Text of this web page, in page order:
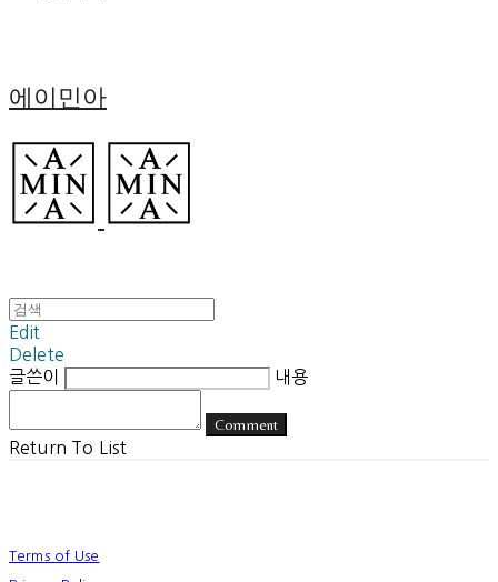
에이민아
Edit
Delete
글쓴이
내용
Comment
Return To List
Terms of Use